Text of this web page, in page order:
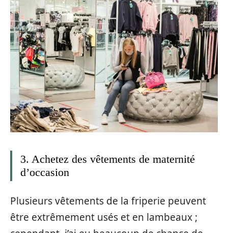
3. Achetez des vêtements de maternité
d’occasion
Plusieurs vêtements de la friperie peuvent
être extrêmement usés et en lambeaux ;